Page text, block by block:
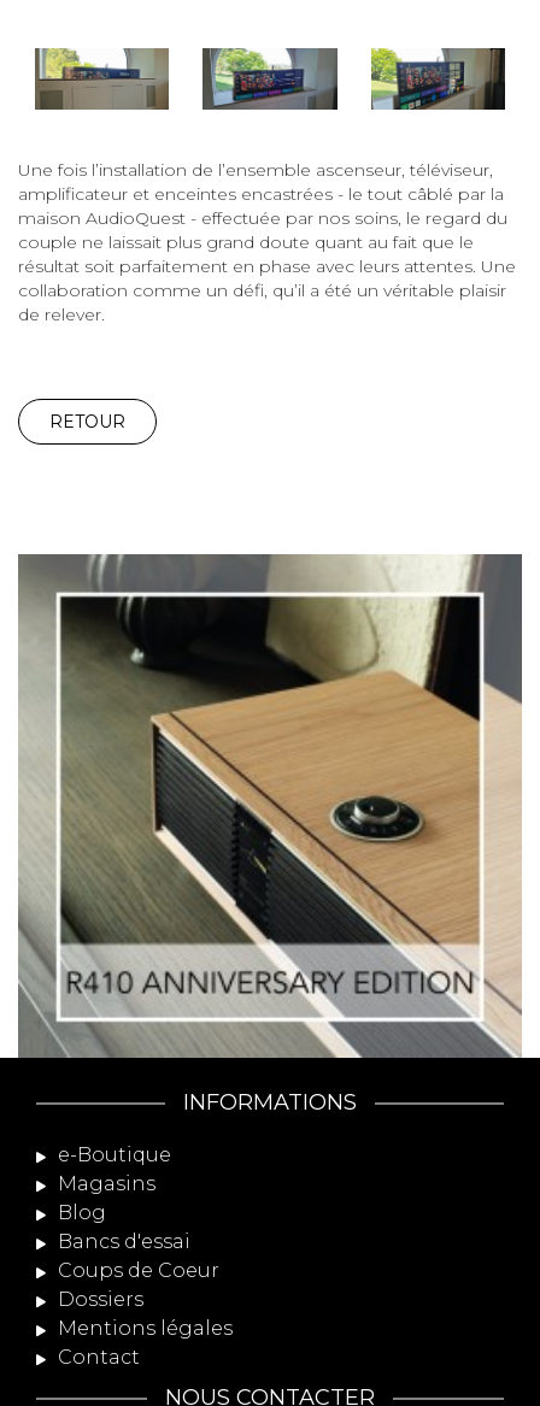
Une fois l’installation de l’ensemble ascenseur, téléviseur,
amplificateur et enceintes encastrées - le tout câblé par la
maison AudioQuest - effectuée par nos soins, le regard du
couple ne laissait plus grand doute quant au fait que le
résultat soit parfaitement en phase avec leurs attentes. Une
collaboration comme un défi, qu’il a été un véritable plaisir
de relever.
RETOUR
INFORMATIONS
e-Boutique
Magasins
Blog
Bancs d'essai
Coups de Coeur
Dossiers
Mentions légales
Contact
NOUS CONTACTER